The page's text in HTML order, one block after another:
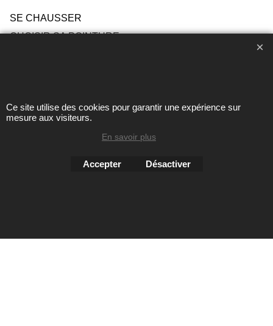
SE CHAUSSER
CHOISIR SA POINTURE
Toute reproduction de textes, photos ou autres éléments des
sites Avril chausseur confort est strictement interdite sous
peine de poursuites
Ce site utilise des cookies pour garantir une expérience sur
mesure aux visiteurs.
En savoir plus
Accepter Désactiver